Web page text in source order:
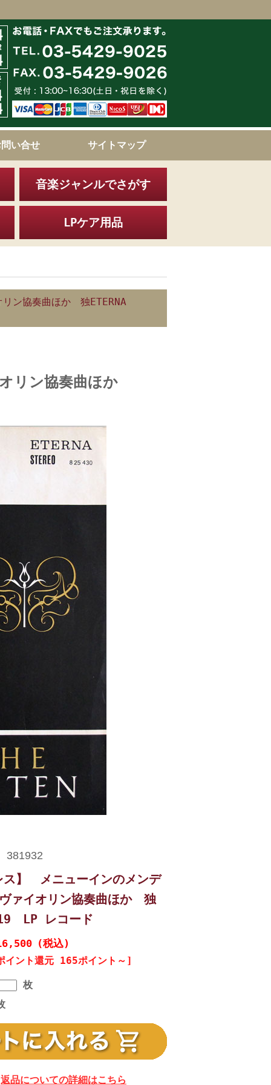
い合せ サイトマップ
音楽ジャンルでさがす
LPケア用品
ン協奏曲ほか 独ETERNA
リン協奏曲ほか
ス】 メニューインのメンデ
ァイオリン協奏曲ほか 独
LP レコード
(税込)
イント還元 165ポイント～]
枚
返品についての詳細はこちら